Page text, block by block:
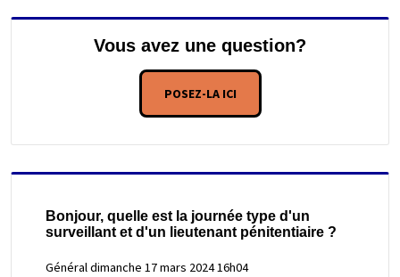
Vous avez une question?
POSEZ-LA ICI
Bonjour, quelle est la journée type d'un
surveillant et d'un lieutenant pénitentiaire ?
Généraldimanche 17 mars 2024 16h04